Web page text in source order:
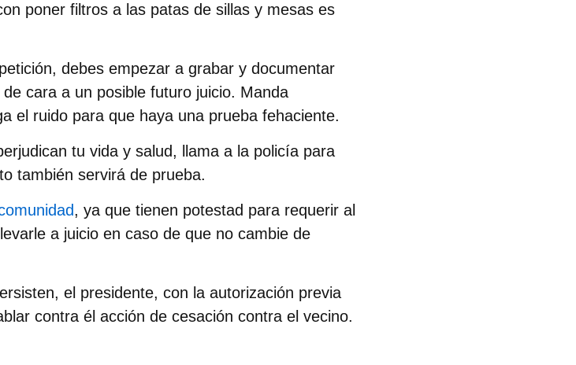
poner filtros a las patas de sillas y mesas es
debes empezar a grabar y documentar
cara a un posible futuro juicio. Manda
el ruido para que haya una prueba fehaciente.
tu vida y salud, llama a la policía para
también servirá de prueba.
, ya que tienen potestad para requerir al
a juicio en caso de que no cambie de
el presidente, con la autorización previa
contra él acción de cesación contra el vecino.